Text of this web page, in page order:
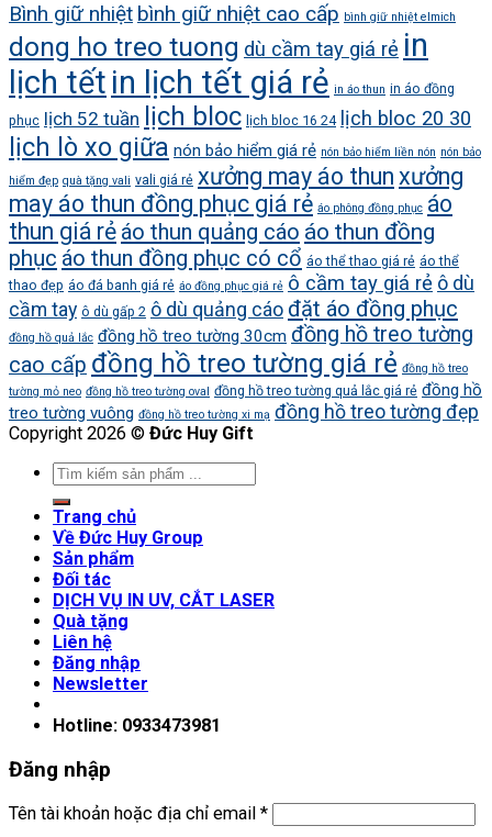
Bình giữ nhiệt bình giữ nhiệt cao cấp bình giữ nhiệt elmich
dong ho treo tuong dù cầm tay giá rẻ in
lịch tết in lịch tết giá rẻ in áo thun in áo đồng
phục lịch 52 tuần lịch bloc lịch bloc 16 24 lịch bloc 20 30
lịch lò xo giữa nón bảo hiểm giá rẻ nón bảo hiểm liền nón nón bảo
hiểm đẹp quà tặng vali vali giá rẻ xưởng may áo thun xưởng
may áo thun đồng phục giá rẻ áo phông đồng phục áo
thun giá rẻ áo thun quảng cáo áo thun đồng
phục áo thun đồng phục có cổ áo thể thao giá rẻ áo thể
thao đẹp áo đá banh giá rẻ áo đồng phục giá rẻ ô cầm tay giá rẻ ô dù
cầm tay ô dù gấp 2 ô dù quảng cáo đặt áo đồng phục
đồng hồ quả lắc đồng hồ treo tường 30cm đồng hồ treo tường
cao cấp đồng hồ treo tường giá rẻ đồng hồ treo
tường mỏ neo đồng hồ treo tường oval đồng hồ treo tường quả lắc giá rẻ đồng hồ
treo tường vuông đồng hồ treo tường xi mạ đồng hồ treo tường đẹp
Copyright 2026 © Đức Huy Gift
Trang chủ
Về Đức Huy Group
Sản phẩm
Đối tác
DỊCH VỤ IN UV, CẮT LASER
Quà tặng
Liên hệ
Đăng nhập
Newsletter
Hotline: 0933473981
Đăng nhập
Tên tài khoản hoặc địa chỉ email *